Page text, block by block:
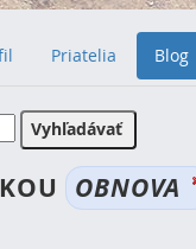
Priatelia Blog
OBNOVA